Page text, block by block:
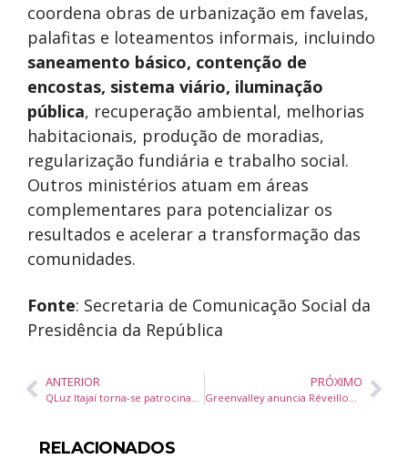
coordena obras de urbanização em favelas,
palafitas e loteamentos informais, incluindo
saneamento básico, contenção de
encostas, sistema viário, iluminação
pública, recuperação ambiental, melhorias
habitacionais, produção de moradias,
regularização fundiária e trabalho social.
Outros ministérios atuam em áreas
complementares para potencializar os
resultados e acelerar a transformação das
comunidades.
Fonte: Secretaria de Comunicação Social da
Presidência da República
ANTERIOR PRÓXIMO
RELACIONADOS